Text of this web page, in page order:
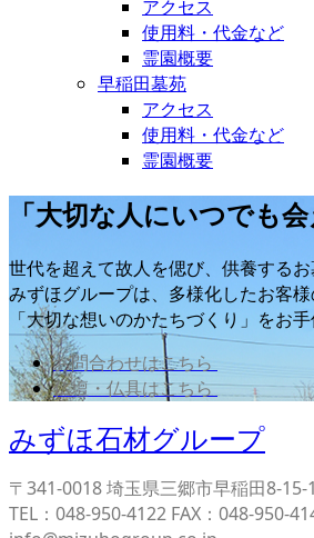
アクセス
使用料・代金など
霊園概要
早稲田墓苑
アクセス
使用料・代金など
霊園概要
「大切な人にいつでも会
世代を超えて故人を偲び、供養するお
みずほグループは、多様化したお客様
「大切な想いのかたちづくり」をお手
お問合わせはこちら
仏壇・仏具はこちら
みずほ石材グループ
〒341-0018 埼玉県三郷市早稲田8-15-
TEL：048-950-4122 FAX：048-950-